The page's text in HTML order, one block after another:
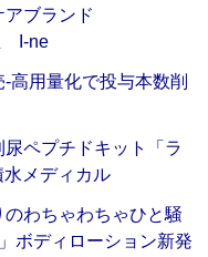
ブランド
I-ne
高用量化で投与本数削
尿ペプチドキット「ラ
メディカル
のわちゃわちゃひと騒
ボディローション新発